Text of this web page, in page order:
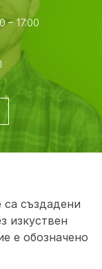
– 17:00
създадени
изкуствен
е обозначено